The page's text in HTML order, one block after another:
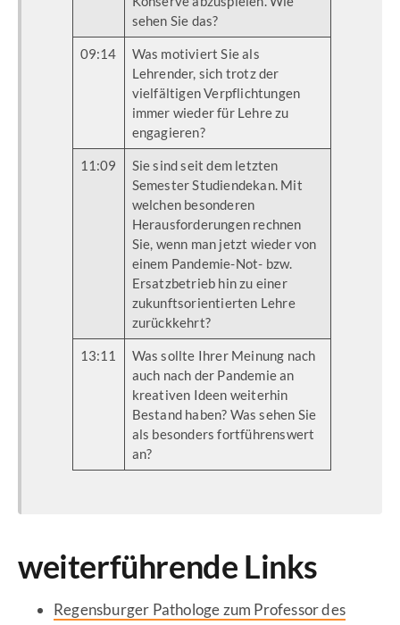
sehen Sie das?
09:14
Was motiviert Sie als
Lehrender, sich trotz der
vielfältigen Verpflichtungen
immer wieder für Lehre zu
engagieren?
11:09
Sie sind seit dem letzten
Semester Studiendekan. Mit
welchen besonderen
Herausforderungen rechnen
Sie, wenn man jetzt wieder von
einem Pandemie-Not- bzw.
Ersatzbetrieb hin zu einer
zukunftsorientierten Lehre
zurückkehrt?
13:11
Was sollte Ihrer Meinung nach
auch nach der Pandemie an
kreativen Ideen weiterhin
Bestand haben? Was sehen Sie
als besonders fortführenswert
an?
weiterführende Links
Regensburger Pathologe zum Professor des